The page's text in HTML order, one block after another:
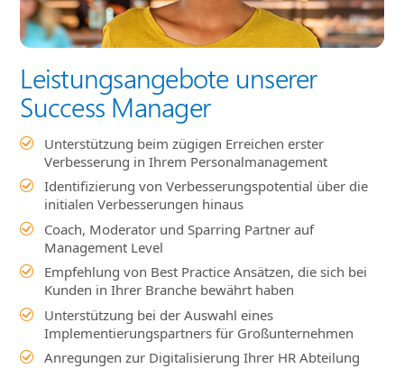
Leistungsangebote unserer
Success Manager
Unterstützung beim zügigen Erreichen erster
Verbesserung in Ihrem Personalmanagement
Identifizierung von Verbesserungspotential über die
initialen Verbesserungen hinaus
Coach, Moderator und Sparring Partner auf
Management Level
Empfehlung von Best Practice Ansätzen, die sich bei
Kunden in Ihrer Branche bewährt haben
Unterstützung bei der Auswahl eines
Implementierungspartners für Großunternehmen
Anregungen zur Digitalisierung Ihrer HR Abteilung